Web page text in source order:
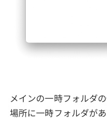
メインの一時フォルダ
場所に一時フォルダがあ